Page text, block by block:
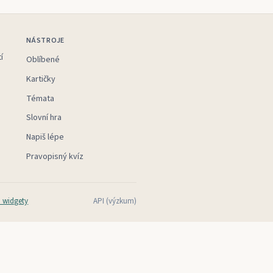
NÁSTROJE
Oblíbené
Kartičky
Témata
Slovní hra
Napiš lépe
Pravopisný kvíz
widgety API (výzkum)